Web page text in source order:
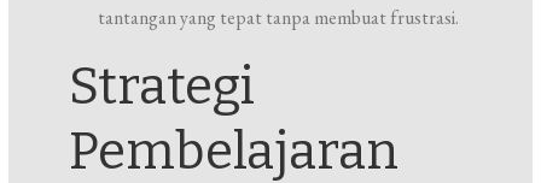
tantangan yang tepat tanpa membuat frustrasi.
Strategi
Pembelajaran